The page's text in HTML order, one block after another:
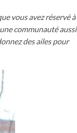
vous avez réservé à
communauté aussi
des ailes pour